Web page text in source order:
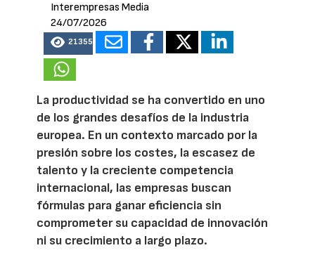
Interempresas Media
24/07/2026
21355
La productividad se ha convertido en uno
de los grandes desafíos de la industria
europea. En un contexto marcado por la
presión sobre los costes, la escasez de
talento y la creciente competencia
internacional, las empresas buscan
fórmulas para ganar eficiencia sin
comprometer su capacidad de innovación
ni su crecimiento a largo plazo.